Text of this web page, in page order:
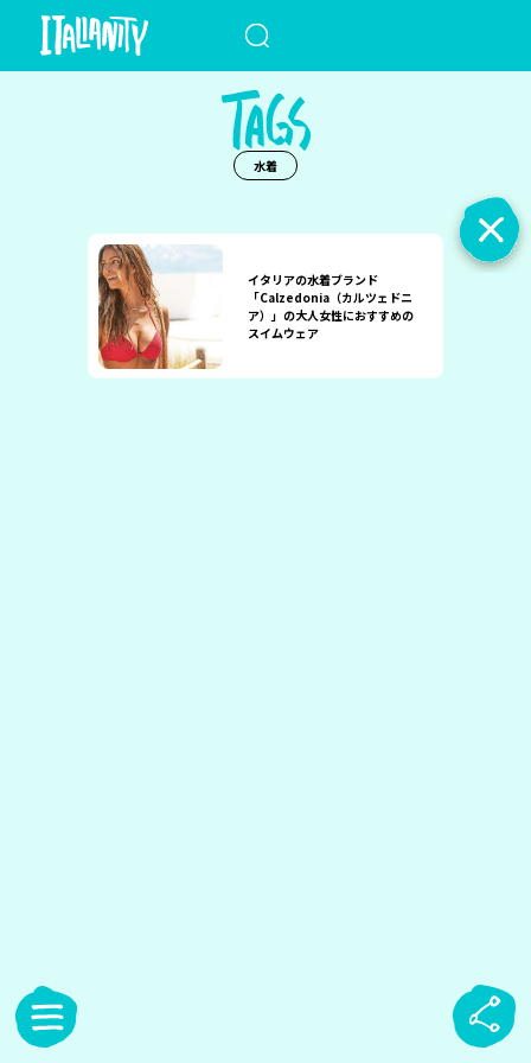
水着
イタリアの水着ブランド
「Calzedonia（カルツェドニ
ア）」の大人女性におすすめの
スイムウェア